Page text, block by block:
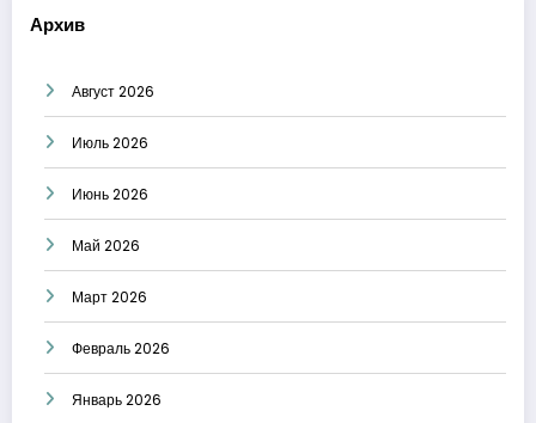
Архив
Август 2026
Июль 2026
Июнь 2026
Май 2026
Март 2026
Февраль 2026
Январь 2026